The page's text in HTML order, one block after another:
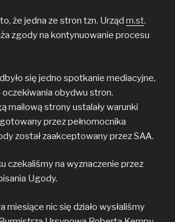
że jedna ze stron tzn. Urząd m.st.
zgody na kontynuowanie procesu
się jedno spotkanie mediacyjne,
obydwu stron.
mailową strony ustalały warunki
przez pełnomocnika
został zaakceptowany przez SAA.
czekaliśmy na wyznaczenie przez
Ugody.
miesiące nic się działo wysłaliśmy